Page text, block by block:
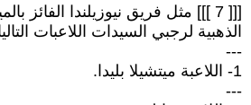
[[[ 7 ]]] مثل فريق نيوزيلندا الفائز بالميداليات
الذهبية لرجبي السيدات اللاعبات
---
1- اللاعبة ميتشيلا بليدا.
---